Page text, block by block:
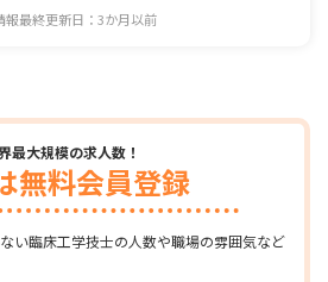
報最終更新日：3か月以前
最大規模の求人数！
無料会員登録
い臨床工学技士の人数や職場の雰囲気など